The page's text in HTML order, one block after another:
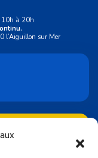
10h à 20h
l’Aiguillon sur Mer